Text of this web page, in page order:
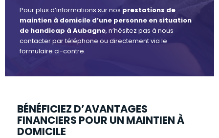
Pour plus d’informations sur nos prestations de
maintien à domicile d’une personne en situation
de handicap à Aubagne, n’hésitez pas à nous
contacter par téléphone ou directement via le
formulaire ci-contre.
BÉNÉFICIEZ D’AVANTAGES
FINANCIERS POUR UN MAINTIEN À
DOMICILE